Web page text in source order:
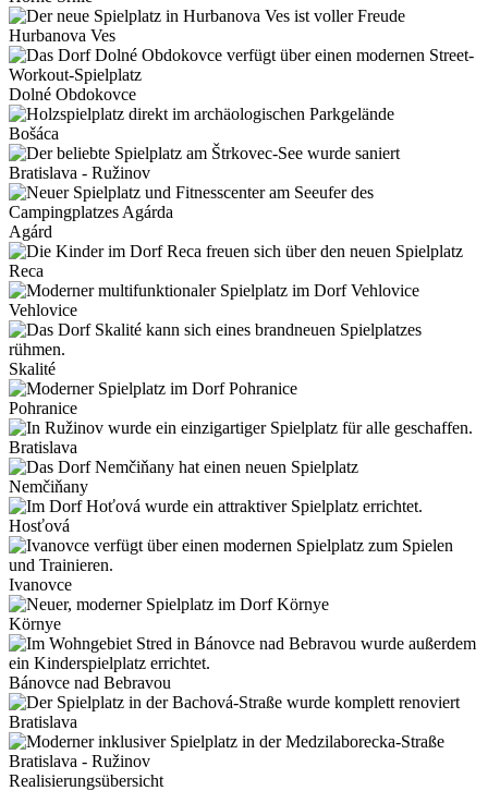
Hurbanova Ves
Dolné Obdokovce
Bošáca
Bratislava - Ružinov
Agárd
Reca
Vehlovice
Skalité
Pohranice
Bratislava
Nemčiňany
Hosťová
Ivanovce
Környe
Bánovce nad Bebravou
Bratislava
Bratislava - Ružinov
Realisierungsübersicht